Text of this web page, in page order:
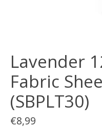
Lavender
Fabric
(SBPLT30)
€8,99